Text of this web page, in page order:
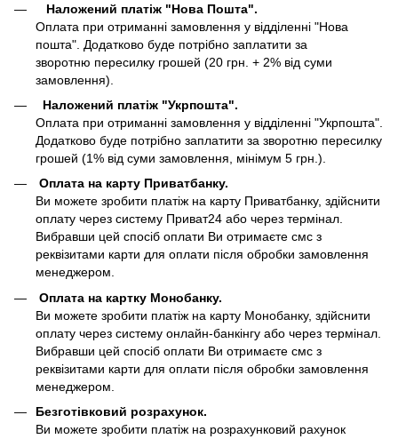
Наложений платіж "Нова Пошта".
Оплата при отриманні замовлення у відділенні "Нова
пошта". Додатково буде потрібно заплатити за
зворотню пересилку грошей (20 грн. + 2% від суми
замовлення).
Наложений платіж "Укрпошта".
Оплата при отриманні замовлення у відділенні "Укрпошта".
Додатково буде потрібно заплатити за зворотню пересилку
грошей (1% від суми замовлення, мінімум 5 грн.).
Оплата на карту Приватбанку.
Ви можете зробити платіж на карту Приватбанку, здійснити
оплату через систему Приват24 або через термінал.
Вибравши цей спосіб оплати Ви отримаєте смс з
реквізитами карти для оплати після обробки замовлення
менеджером.
Оплата на картку Монобанку.
Ви можете зробити платіж на карту Монобанку, здійснити
оплату через систему онлайн-банкінгу або через термінал.
Вибравши цей спосіб оплати Ви отримаєте смс з
реквізитами карти для оплати після обробки замовлення
менеджером.
Безготівковий розрахунок.
Ви можете зробити платіж на розрахунковий рахунок